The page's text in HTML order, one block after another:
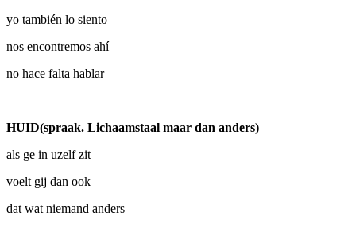
yo también lo siento
nos encontremos ahí
no hace falta hablar
HUID(spraak. Lichaamstaal maar dan anders)
als ge in uzelf zit
voelt gij dan ook
dat wat niemand anders